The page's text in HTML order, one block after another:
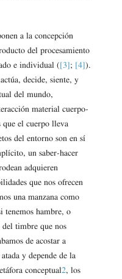
a la concepción
del procesamiento
e individual ( [3] ; [4] ).
decide, siente, y
del mundo,
material cuerpo-
que el cuerpo lleva
del entorno son en sí
un saber-hacer
adquieren
que nos ofrecen
una manzana como
tenemos hambre, o
del timbre que nos
de acostar a
y depende de la
conceptual2, los